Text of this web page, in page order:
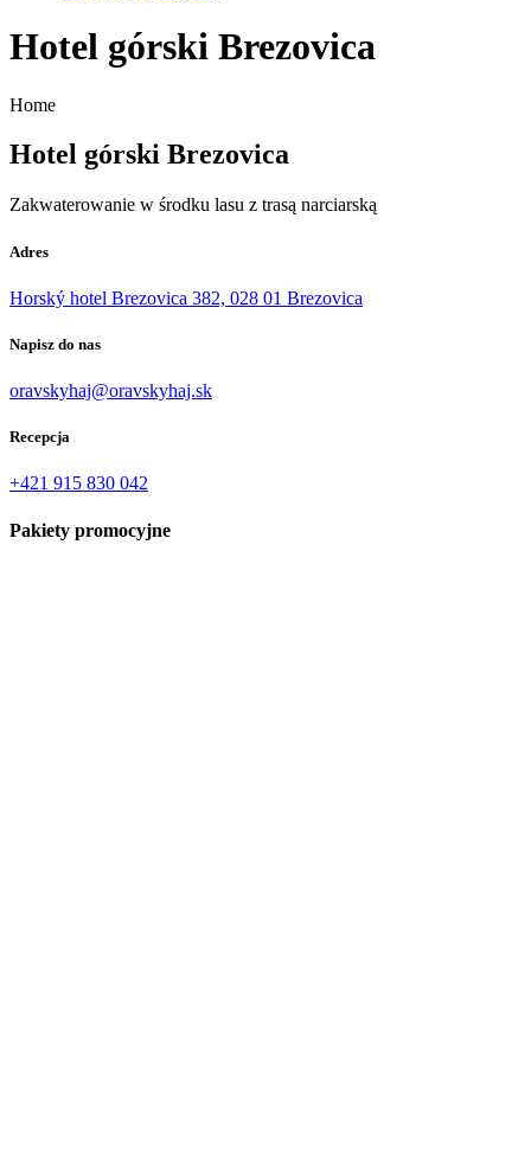
Hotel górski Brezovica
Home
Hotel górski Brezovica
Zakwaterowanie w środku lasu z trasą narciarską
Adres
Horský hotel Brezovica 382, 028 01 Brezovica
Napisz do nas​
oravskyhaj@oravskyhaj.sk
Recepcja
+421 915 830 042
Pakiety promocyjne